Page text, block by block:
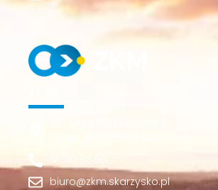
41 310 93 90
biuro@zkm.skarzysko.pl